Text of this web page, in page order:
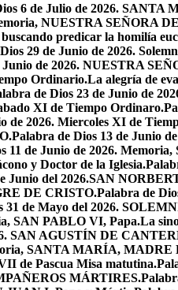
6 de Julio de 2026.
NUESTRA SEÑORA
predicar la homilía
29 de Junio de 2026.
Junio de 2026. NUESTRA
Ordinario.La alegría de
de Dios 23 de Junio de
XI de Tiempo Ordinaro.
de 2026. Miercoles XI de
Palabra de Dios 13 de Junio
11 de Junio de 2026.
y Doctor de la Iglesia.
Junio del 2026.SAN
DE CRISTO.Palabra de
31 de Mayo del 2026.
SAN PABLO VI, Papa.La
SAN AGUSTÍN DE
SANTA MARÍA,
de Pascua Misa matutina.
MÁRTIRES.